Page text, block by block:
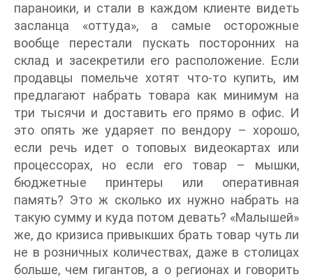
параноики, и стали в каждом клиенте видеть
засланца «оттуда», а самые осторожные
вообще перестали пускать посторонних на
склад и засекретили его расположение. Если
продавцы помельче хотят что-то купить, им
предлагают набрать товара как минимум на
три тысячи и доставить его прямо в офис. И
это опять же ударяет по вендору – хорошо,
если речь идет о топовых видеокартах или
процессорах, но если его товар – мышки,
бюджетные принтеры или оперативная
память? Это ж сколько их нужно набрать на
такую сумму и куда потом девать? «Малышей»
же, до кризиса привыкших брать товар чуть ли
не в розничных количествах, даже в столицах
больше, чем гигантов, а о регионах и говорить